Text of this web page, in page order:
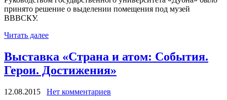
принято решение о выделении помещения под музей
ВВВСКУ.
Читать далее
Выставка «Страна и атом: События.
Герои. Достижения»
12.08.2015 Нет комментариев